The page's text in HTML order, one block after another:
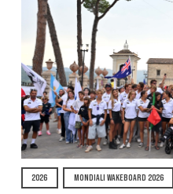
2026 MONDIALI WAKEBOARD 2026